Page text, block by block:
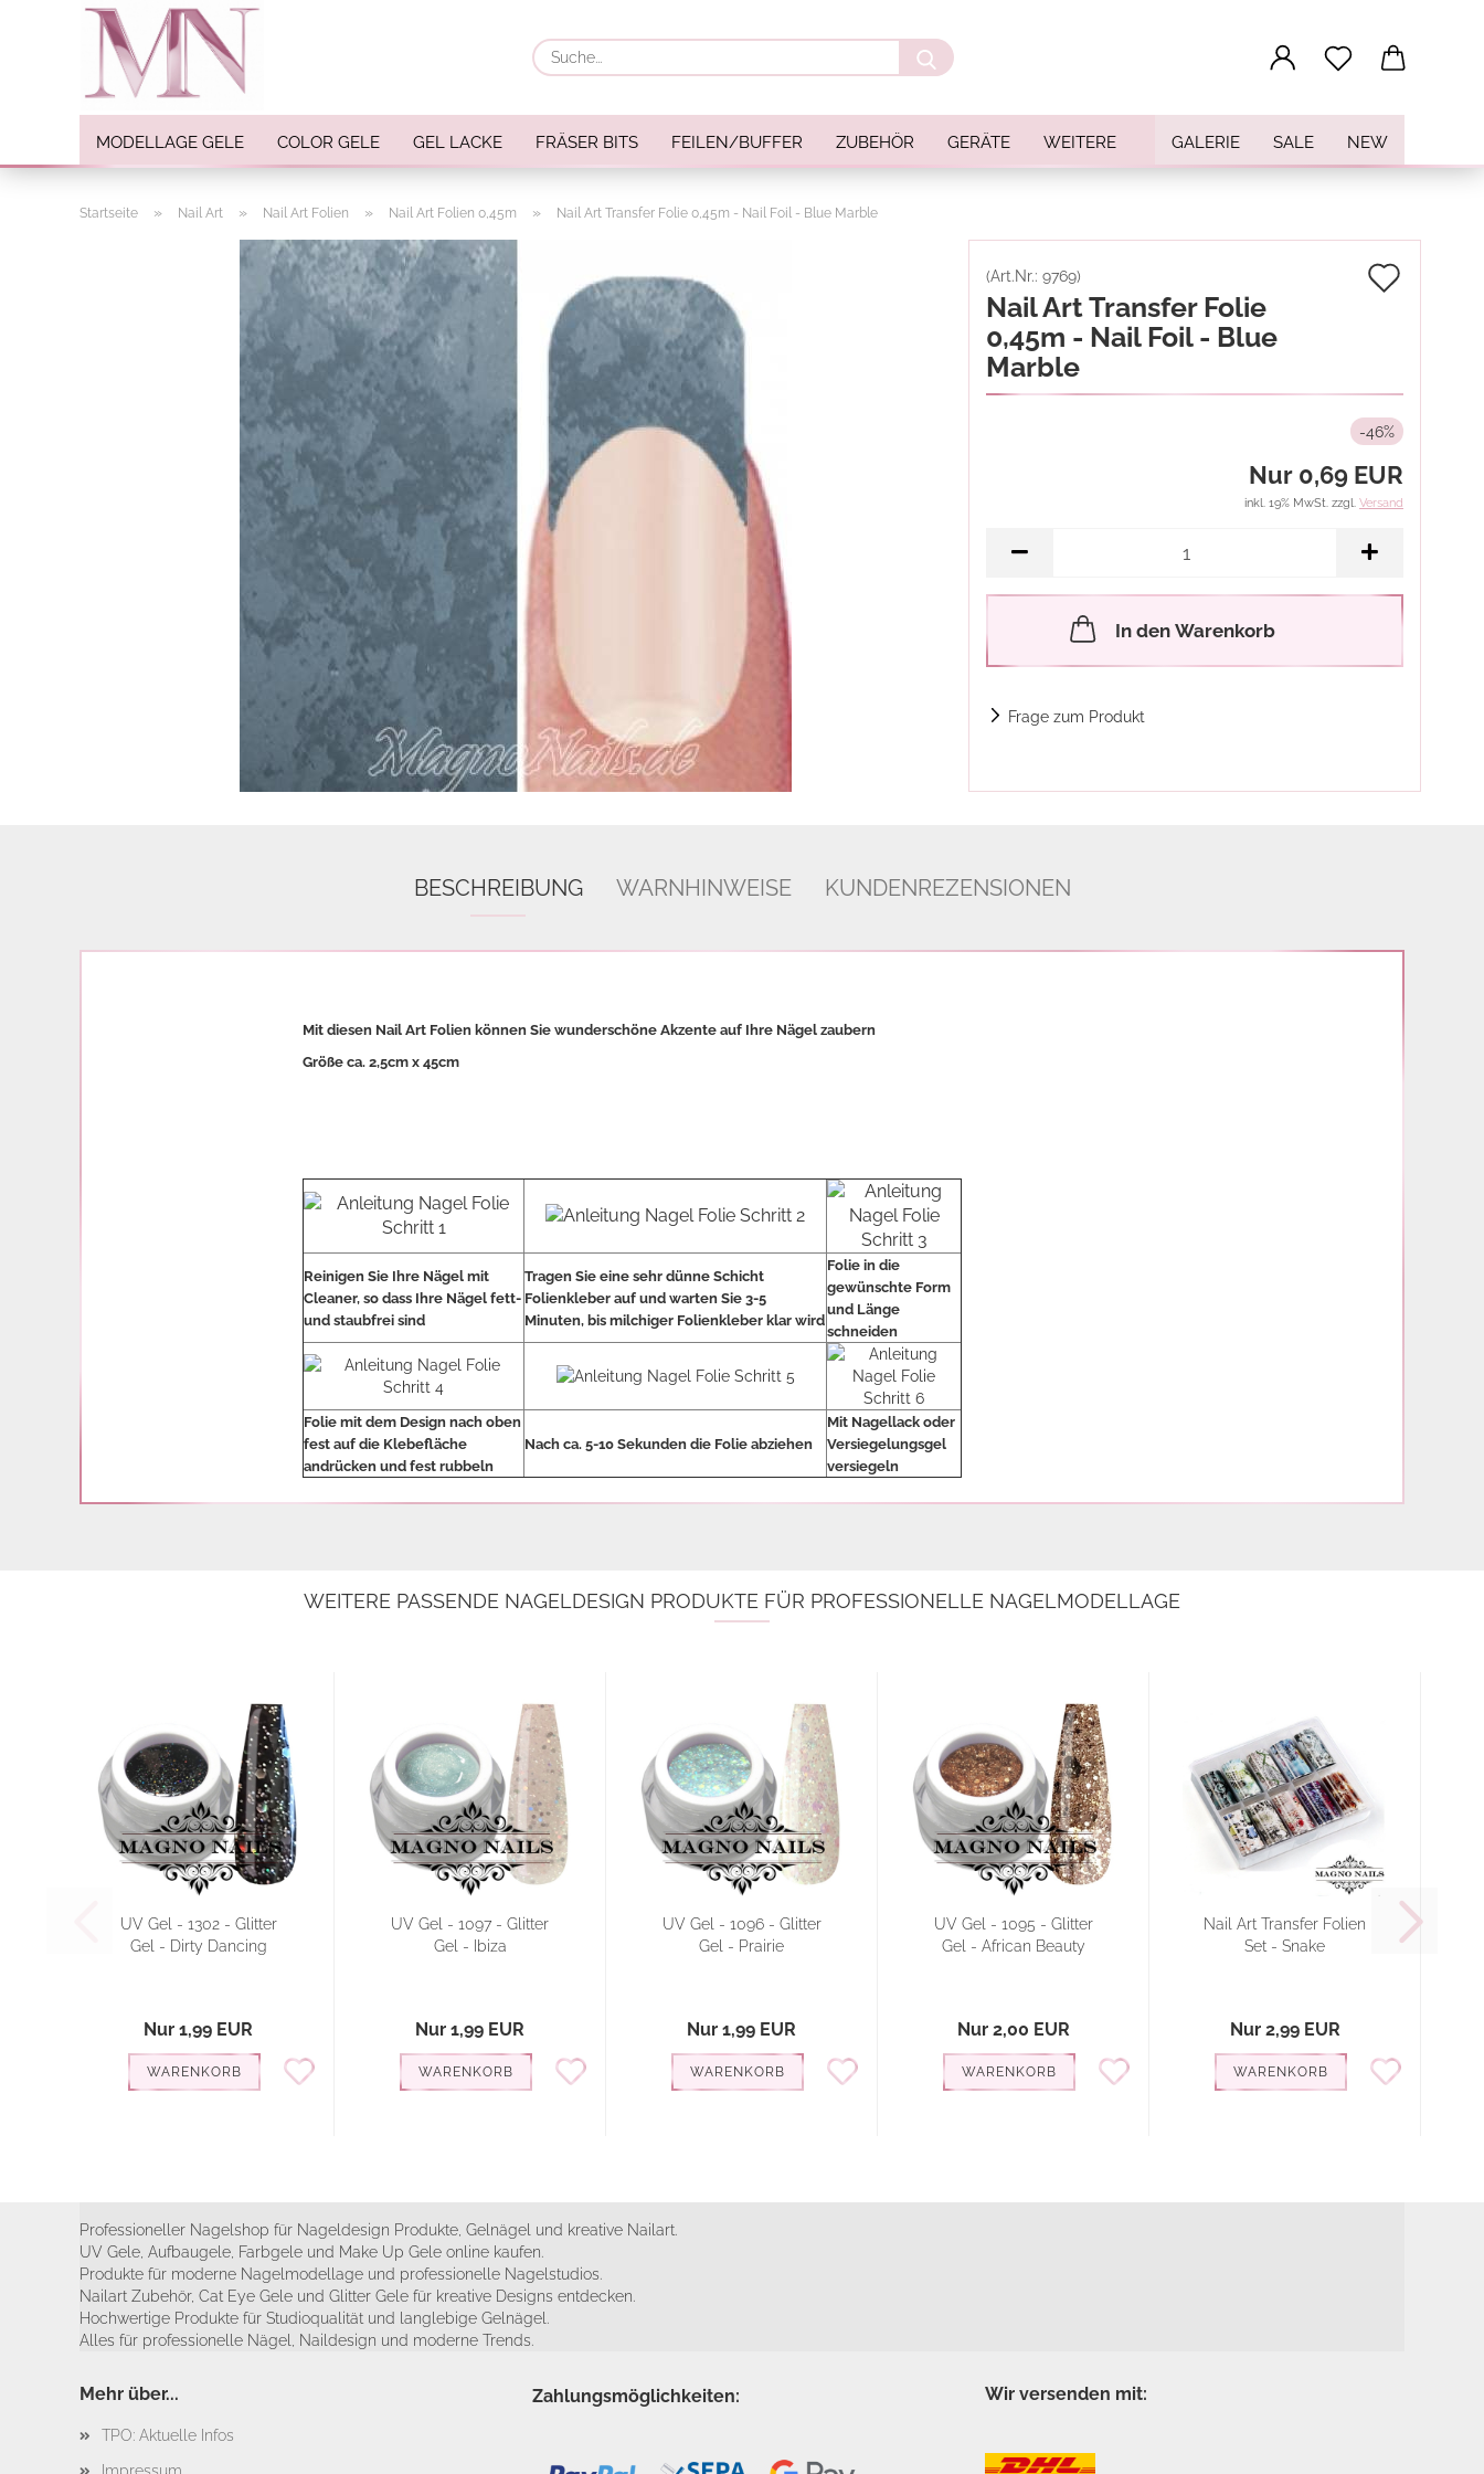
Suche...
MODELLAGE GELE COLOR GELE GEL LACKE FRÄSER BITS FEILEN/BUFFER ZUBEHÖR GERÄTE GALERIE SALE NEW
WEITERE
Strasssteine
Einlegemotive / Overlays
Pigmente
Nail Sticker
Nail Art Folien
Nail Stamping
Glitter
INK Colors
Nail Art Sets
Airbrush
3D Nail Formen
Feine Acrylfarbe / Aquarell
Nail Piercing
Startseite » Nail Art » Nail Art Folien » Nail Art Folien 0,45m » Nail Art Transfer Folie 0,45m - Nail Foil - Blue Marble
(Art.Nr.: 9769)
Nail Art Transfer Folie
0,45m - Nail Foil - Blue
Marble
-46%
Nur 0,69 EUR
inkl. 19% MwSt. zzgl. Versand
In den Warenkorb
Frage zum Produkt
BESCHREIBUNG WARNHINWEISE KUNDENREZENSIONEN
Mit diesen Nail Art Folien können Sie wunderschöne Akzente auf Ihre Nägel zaubern
Größe ca. 2,5cm x 45cm
Reinigen Sie Ihre Nägel mit
Cleaner, so dass Ihre Nägel fett-
und staubfrei sind
Tragen Sie eine sehr dünne Schicht
Folienkleber auf und warten Sie 3-5
Minuten, bis milchiger Folienkleber klar wird
Folie in die
gewünschte Form
und Länge
schneiden
Folie mit dem Design nach oben
fest auf die Klebefläche
andrücken und fest rubbeln
Nach ca. 5-10 Sekunden die Folie abziehen
Mit Nagellack oder
Versiegelungsgel
versiegeln
WEITERE PASSENDE NAGELDESIGN PRODUKTE FÜR PROFESSIONELLE NAGELMODELLAGE
UV Gel - 1302 - Glitter
Gel - Dirty Dancing
Nur 1,99 EUR
WARENKORB
UV Gel - 1097 - Glitter
Gel - Ibiza
Nur 1,99 EUR
WARENKORB
UV Gel - 1096 - Glitter
Gel - Prairie
Nur 1,99 EUR
WARENKORB
UV Gel - 1095 - Glitter
Gel - African Beauty
Nur 2,00 EUR
WARENKORB
Nail Art Transfer Folien
Set - Snake
Nur 2,99 EUR
WARENKORB
Professioneller Nagelshop für Nageldesign Produkte, Gelnägel und kreative Nailart.
UV Gele, Aufbaugele, Farbgele und Make Up Gele online kaufen.
Produkte für moderne Nagelmodellage und professionelle Nagelstudios.
Nailart Zubehör, Cat Eye Gele und Glitter Gele für kreative Designs entdecken.
Hochwertige Produkte für Studioqualität und langlebige Gelnägel.
Alles für professionelle Nägel, Naildesign und moderne Trends.
Mehr über...
TPO: Aktuelle Infos
Zahlungsmöglichkeiten: Wir versenden mit: